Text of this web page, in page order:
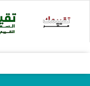
تخطي
المحتوى